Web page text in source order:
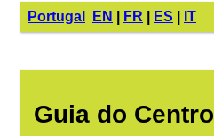
Portugal EN FR ES IT
Guia do Centro